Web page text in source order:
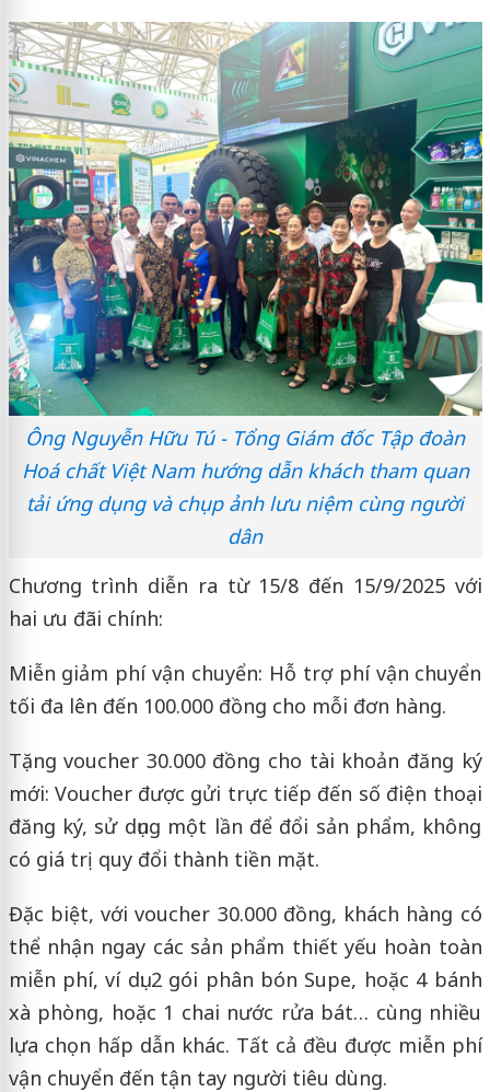
Ông Nguyễn Hữu Tú - Tổng Giám đốc Tập đoàn
Hoá chất Việt Nam hướng dẫn khách tham quan
tải ứng dụng và chụp ảnh lưu niệm cùng người
dân
Chương trình diễn ra từ 15/8 đến 15/9/2025 với
hai ưu đãi chính:
Miễn giảm phí vận chuyển: Hỗ trợ phí vận chuyển
tối đa lên đến 100.000 đồng cho mỗi đơn hàng.
Tặng voucher 30.000 đồng cho tài khoản đăng ký
mới: Voucher được gửi trực tiếp đến số điện thoại
đăng ký, sử dụng một lần để đổi sản phẩm, không
có giá trị quy đổi thành tiền mặt.
Đặc biệt, với voucher 30.000 đồng, khách hàng có
thể nhận ngay các sản phẩm thiết yếu hoàn toàn
miễn phí, ví dụ: 2 gói phân bón Supe, hoặc 4 bánh
xà phòng, hoặc 1 chai nước rửa bát… cùng nhiều
lựa chọn hấp dẫn khác. Tất cả đều được miễn phí
vận chuyển đến tận tay người tiêu dùng.